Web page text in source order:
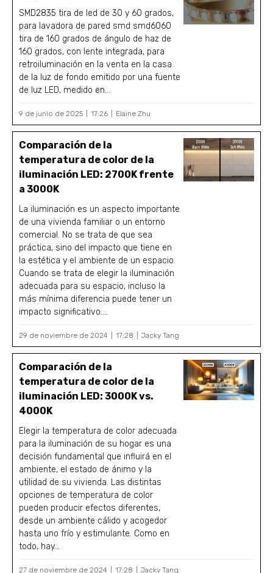
SMD2835 tira de led de 30 y 60 grados,
para lavadora de pared smd smd6060
tira de 160 grados de ángulo de haz de
160 grados, con lente integrada, para
retroiluminación en la venta en la casa
de la luz de fondo emitido por una fuente
de luz LED, medido en...
9 de junio de 2025 17:26 Elaine Zhu
Comparación de la
temperatura de color de la
iluminación LED: 2700K frente
a 3000K
La iluminación es un aspecto importante
de una vivienda familiar o un entorno
comercial. No se trata de que sea
práctica, sino del impacto que tiene en
la estética y el ambiente de un espacio.
Cuando se trata de elegir la iluminación
adecuada para su espacio, incluso la
más mínima diferencia puede tener un
impacto significativo....
29 de noviembre de 2024 17:28 Jacky Tang
Comparación de la
temperatura de color de la
iluminación LED: 3000K vs.
4000K
Elegir la temperatura de color adecuada
para la iluminación de su hogar es una
decisión fundamental que influirá en el
ambiente, el estado de ánimo y la
utilidad de su vivienda. Las distintas
opciones de temperatura de color
pueden producir efectos diferentes,
desde un ambiente cálido y acogedor
hasta uno frío y estimulante. Como en
todo, hay...
27 de noviembre de 2024 17:28 Jacky Tang